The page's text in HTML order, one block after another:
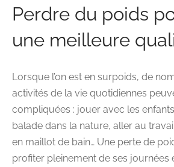
Perdre du poids
une meilleure
Lorsque l’on est en surpoids, de
activités de la vie quotidiennes
compliquées : jouer avec les
balade dans la nature, aller au
en maillot de bain… Une perte de
profiter pleinement de ses journées